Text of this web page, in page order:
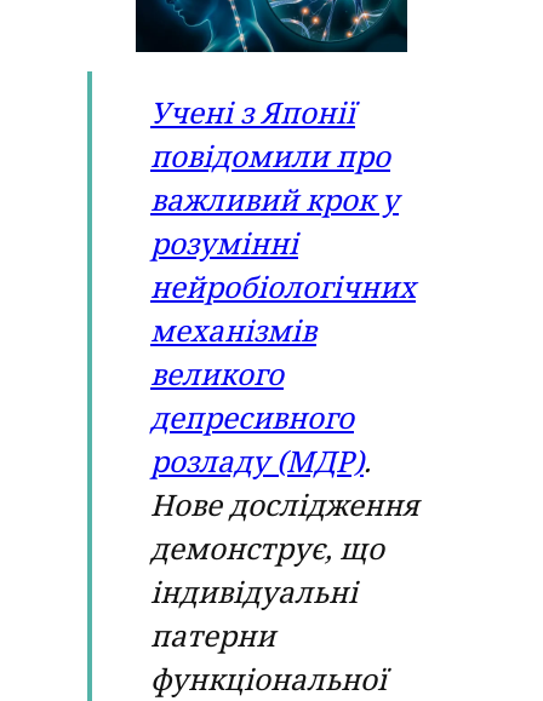
Учені з Японії
повідомили про
важливий крок у
розумінні
нейробіологічних
механізмів
великого
депресивного
розладу (МДР).
Нове дослідження
демонструє, що
індивідуальні
патерни
функціональної